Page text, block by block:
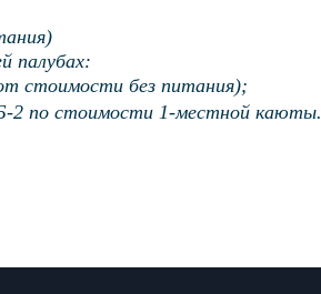
палубах:
стоимости без питания);
2по стоимости 1-местной каюты.